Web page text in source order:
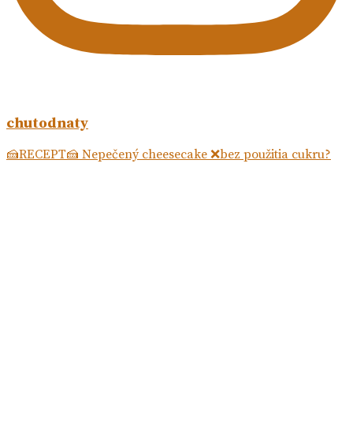
chutodnaty
🍰RECEPT🍰 Nepečený cheesecake ❌bez použitia cukru?